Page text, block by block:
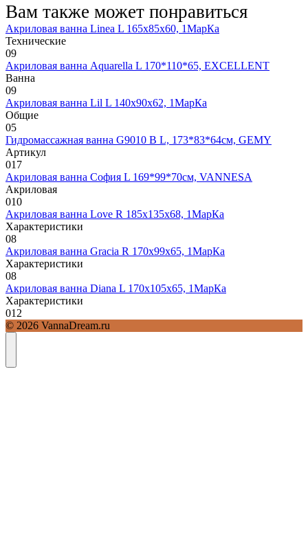
Вам также может понравиться
Акриловая ванна Linea L 165х85х60, 1МарКа
Технические
09
Акриловая ванна Aquarella L 170*110*65, EXCELLENT
Ванна
09
Акриловая ванна Lil L 140х90х62, 1МарКа
Общие
05
Гидромассажная ванна G9010 B L, 173*83*64см, GEMY
Артикул
017
Акриловая ванна София L 169*99*70см, VANNESA
Акриловая
010
Акриловая ванна Love R 185х135х68, 1МарКа
Характеристики
08
Акриловая ванна Gracia R 170х99х65, 1МарКа
Характеристики
08
Акриловая ванна Diana L 170х105х65, 1МарКа
Характеристики
012
© 2026 VannaDream.ru